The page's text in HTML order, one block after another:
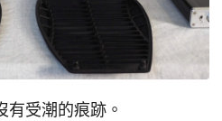
有受潮的痕跡。